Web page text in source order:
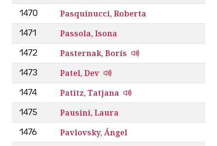
1470 Pasquinucci, Roberta
1471 Passola, Isona
1472 Pasternak, Borís
1473 Patel, Dev
1474 Patitz, Tatjana
1475 Pausini, Laura
1476 Pavlovsky, Ángel